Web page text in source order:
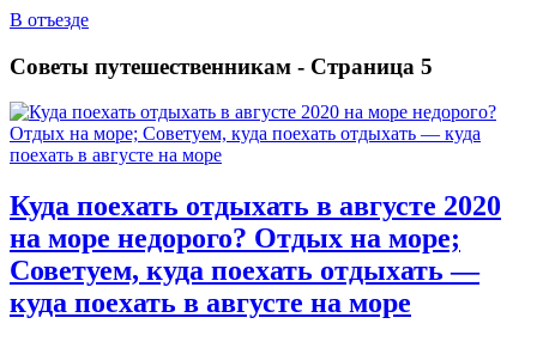
В отъезде
Советы путешественникам - Страница 5
Куда поехать отдыхать в августе 2020
на море недорого? Отдых на море;
Советуем, куда поехать отдыхать —
куда поехать в августе на море